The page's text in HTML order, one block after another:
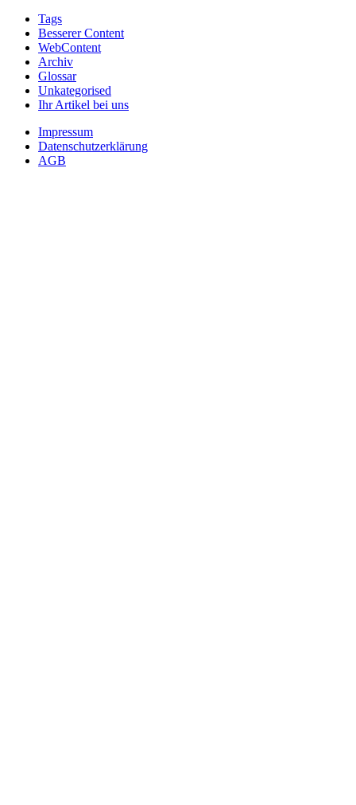
Tags
Besserer Content
WebContent
Archiv
Glossar
Unkategorised
Ihr Artikel bei uns
Impressum
Datenschutzerklärung
AGB